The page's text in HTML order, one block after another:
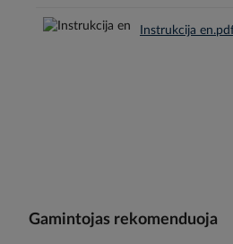
Instrukcija
Gamintojas rekomenduoja